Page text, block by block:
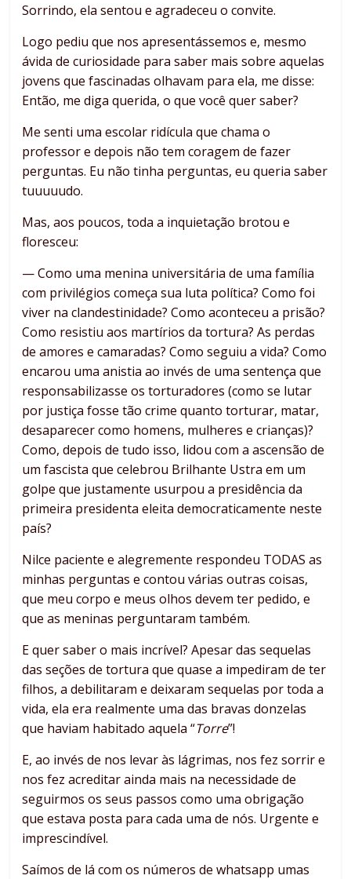
Sorrindo, ela sentou e agradeceu o convite.
Logo pediu que nos apresentássemos e, mesmo
ávida de curiosidade para saber mais sobre aquelas
jovens que fascinadas olhavam para ela, me disse:
Então, me diga querida, o que você quer saber?
Me senti uma escolar ridícula que chama o
professor e depois não tem coragem de fazer
perguntas. Eu não tinha perguntas, eu queria saber
tuuuuudo.
Mas, aos poucos, toda a inquietação brotou e
floresceu:
— Como uma menina universitária de uma família
com privilégios começa sua luta política? Como foi
viver na clandestinidade? Como aconteceu a prisão?
Como resistiu aos martírios da tortura? As perdas
de amores e camaradas? Como seguiu a vida? Como
encarou uma anistia ao invés de uma sentença que
responsabilizasse os torturadores (como se lutar
por justiça fosse tão crime quanto torturar, matar,
desaparecer como homens, mulheres e crianças)?
Como, depois de tudo isso, lidou com a ascensão de
um fascista que celebrou Brilhante Ustra em um
golpe que justamente usurpou a presidência da
primeira presidenta eleita democraticamente neste
país?
Nilce paciente e alegremente respondeu TODAS as
minhas perguntas e contou várias outras coisas,
que meu corpo e meus olhos devem ter pedido, e
que as meninas perguntaram também.
E quer saber o mais incrível? Apesar das sequelas
das seções de tortura que quase a impediram de ter
filhos, a debilitaram e deixaram sequelas por toda a
vida, ela era realmente uma das bravas donzelas
que haviam habitado aquela “Torre”!
E, ao invés de nos levar às lágrimas, nos fez sorrir e
nos fez acreditar ainda mais na necessidade de
seguirmos os seus passos como uma obrigação
que estava posta para cada uma de nós. Urgente e
imprescindível.
Saímos de lá com os números de whatsapp umas